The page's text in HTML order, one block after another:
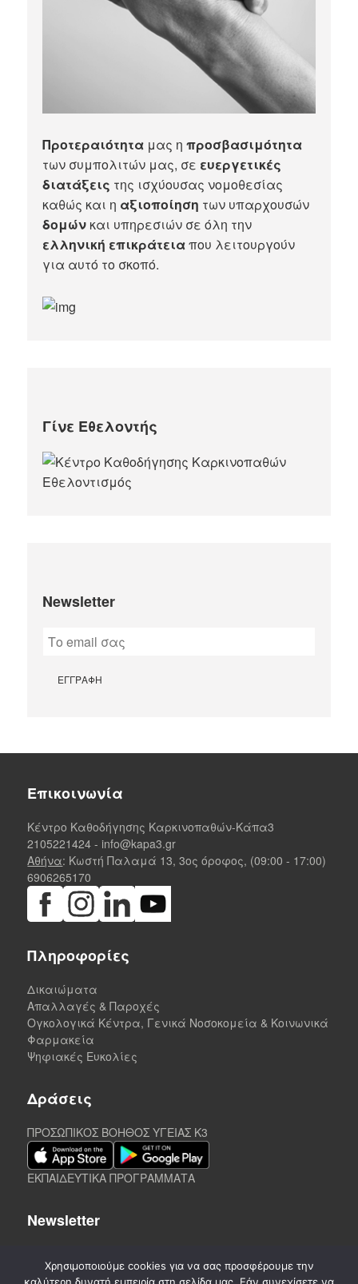
Προτεραιότητα μας ηπροσβασιμότητα
των συμπολιτών μας, σε ευεργετικές
διατάξεις της ισχύουσας νομοθεσίας
καθώς και η αξιοποίηση των υπαρχουσών
δομών και υπηρεσιών σε όλη την
ελληνική επικράτειαπου λειτουργούν
για αυτό το σκοπό.​
Γίνε Εθελοντής
Newsletter
Επικοινωνία
Κέντρο Καθοδήγησης Καρκινοπαθών-Κάπα3
2105221424 - info@kapa3.gr
Αθήνα: Κωστή Παλαμά 13, 3ος όροφος, (09:00 - 17:00)
6906265170
Πληροφορίες
Δικαιώματα
Απαλλαγές & Παροχές
Ογκολογικά Κέντρα, Γενικά Νοσοκομεία & Κοινωνικά
Φαρμακεία
Ψηφιακές Ευκολίες
Δράσεις
ΠΡΟΣΩΠΙΚΟΣ ΒΟΗΘΟΣ ΥΓΕΙΑΣ K3
ΕΚΠΑΙΔΕΥΤΙΚΑ ΠΡΟΓΡΑΜΜΑΤΑ
Newsletter
Χρησιμοποιούμε cookies για να σας προσφέρουμε την